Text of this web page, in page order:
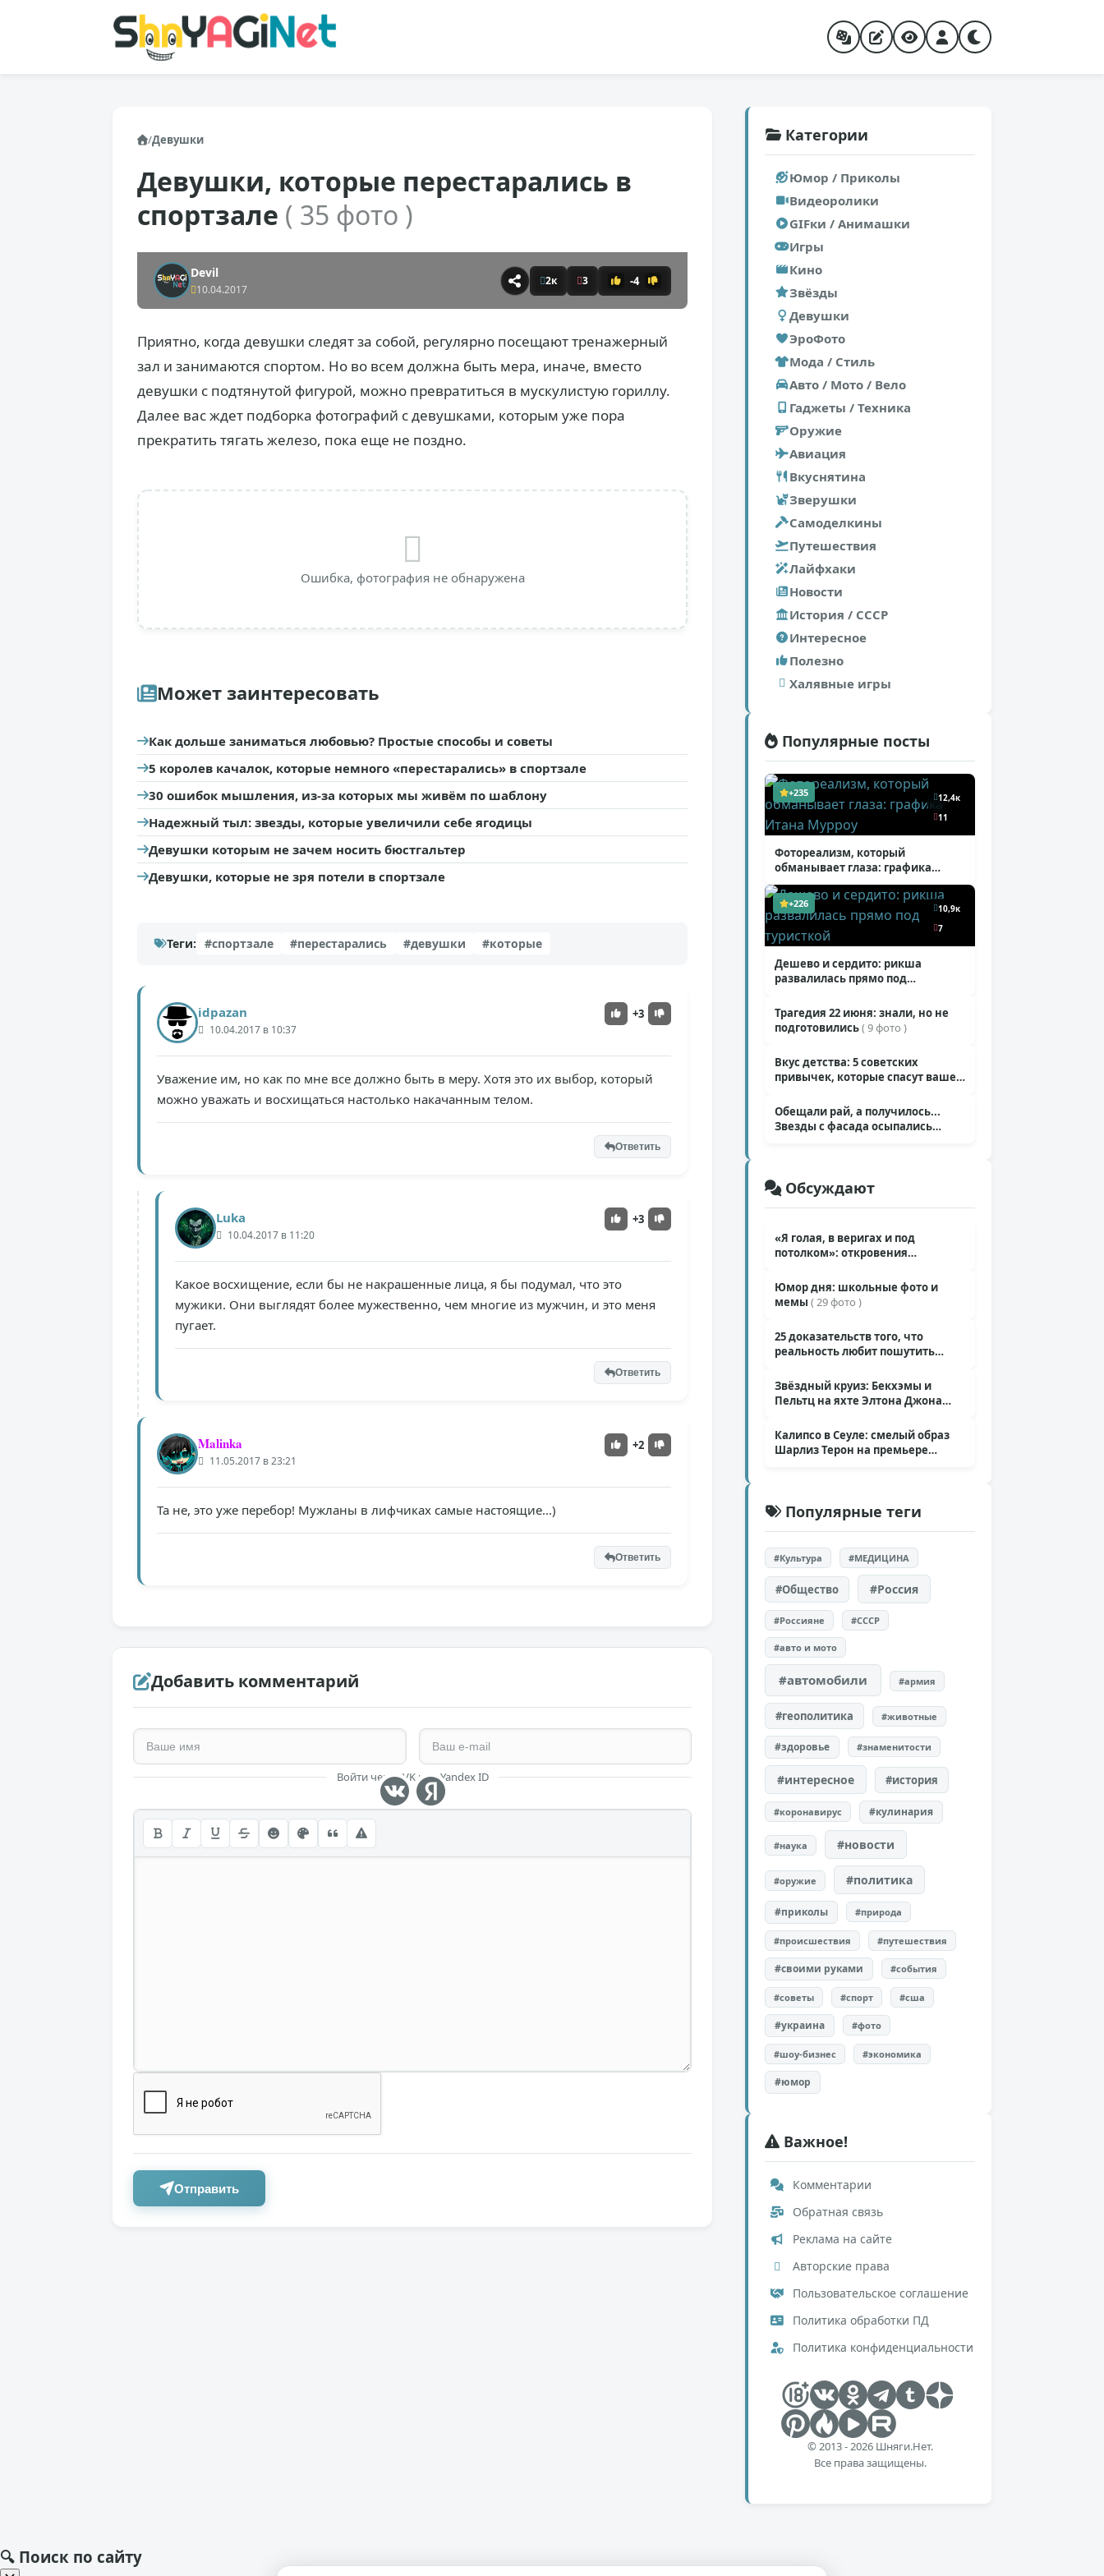
/Девушки
Девушки, которые перестарались в
спортзале ( 35 фото )
Devil
10.04.2017
2к 3 -4
Приятно, когда девушки следят за собой, регулярно посещают тренажерный
зал и занимаются спортом. Но во всем должна быть мера, иначе, вместо
девушки с подтянутой фигурой, можно превратиться в мускулистую гориллу.
Далее вас ждет подборка фотографий с девушками, которым уже пора
прекратить тягать железо, пока еще не поздно.
Ошибка, фотография не обнаружена
Может заинтересовать
Как дольше заниматься любовью? Простые способы и советы
5 королев качалок, которые немного «перестарались» в спортзале
30 ошибок мышления, из-за которых мы живём по шаблону
Надежный тыл: звезды, которые увеличили себе ягодицы
Девушки которым не зачем носить бюстгальтер
Девушки, которые не зря потели в спортзале
Теги: #спортзале #перестарались #девушки #которые
idpazan
10.04.2017 в 10:37
+3
Уважение им, но как по мне все должно быть в меру. Хотя это их выбор, который
можно уважать и восхищаться настолько накачанным телом.
Ответить
Luka
10.04.2017 в 11:20
+3
Какое восхищение, если бы не накрашенные лица, я бы подумал, что это
мужики. Они выглядят более мужественно, чем многие из мужчин, и это меня
пугает.
Ответить
Malinka
11.05.2017 в 23:21
+2
Та не, это уже перебор! Мужланы в лифчиках самые настоящие...)
Ответить
Добавить комментарий
Войти через VK или Yandex ID
Отправить
Категории
Юмор / Приколы
Видеоролики
GIFки / Анимашки
Игры
Кино
Звёзды
Девушки
ЭроФото
Мода / Стиль
Авто / Мото / Вело
Гаджеты / Техника
Оружие
Авиация
Вкуснятина
Зверушки
Самоделкины
Путешествия
Лайфхаки
Новости
История / СССР
Интересное
Полезно
Халявные игры
Популярные посты
+235
12,4к
11
Фотореализм, который
обманывает глаза: графика
Итана Мурроу( 28 фото )
+226
10,9к
7
Дешево и сердито: рикша
развалилась прямо под
+224
Трагедия 22 июня: знали, но не
подготовились( 9 фото )
+219
Вкус детства: 5 советских
привычек, которые спасут ваше
+218
22
Обещали рай, а получилось...
Звезды с фасада осыпались
Обсуждают
+132
«Я голая, в веригах и под
потолком»: откровения
( 11 фото )
+145
Юмор дня: школьные фото и
мемы ( 29 фото )
+184
25 доказательств того, что
реальность любит пошутить
+162
Звёздный круиз: Бекхэмы и
Пельтц на яхте Элтона Джона
+97
25
Калипсо в Сеуле: смелый образ
Шарлиз Терон на премьере
Популярные теги
#Культура #МЕДИЦИНА
#Общество #Россия
#Россияне #СССР
#авто и мото
#автомобили #армия
#геополитика #животные
#здоровье #знаменитости
#интересное #история
#коронавирус #кулинария
#наука #новости
#оружие #политика
#приколы #природа
#происшествия #путешествия
#своими руками #события
#советы #спорт #сша
#украина #фото
#шоу-бизнес #экономика
#юмор
Важное!
Комментарии
Обратная связь
Реклама на сайте
Авторские права
Пользовательское соглашение
Политика обработки ПД
Политика конфиденциальности
© 2013 - 2026 Шняги.Нет.
Все права защищены.
🔍 Поиск по сайту